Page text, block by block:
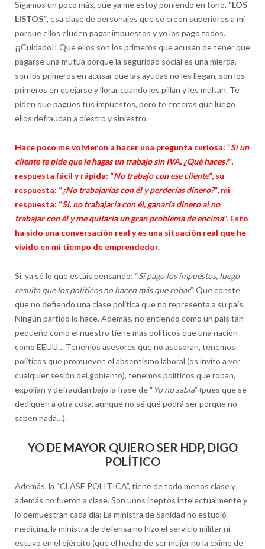
Sigamos un poco más, que ya me estoy poniendo en tono.“LOS
LISTOS”, esa clase de personajes que se creen superiores a mí
porque ellos eluden pagar impuestos y yo los pago todos.
¡¡Cuidado!! Que ellos son los primeros que acusan de tener que
pagarse una mutua porque la seguridad social es una mierda,
son los primeros en acusar que las ayudas no les llegan, son los
primeros en quejarse y llorar cuando les pillan y les multan. Te
piden que pagues tus impuestos, pero te enteras que luego
ellos defraudan a diestro y siniestro.
Hace poco me volvieron a hacer una pregunta curiosa: “Si un
cliente te pide que le hagas un trabajo sin IVA, ¿Qué haces?”,
respuesta fácil y rápida: “No trabajo con ese cliente”, su
respuesta: “¿No trabajarías con él y perderías dinero?”, mi
respuesta: “Si, no trabajaría con él, ganaría dinero al no
trabajar con él y me quitaría un gran problema de encima”. Esto
ha sido una conversación real y es una situación real que he
vivido en mi tiempo de emprendedor.
Si, ya sé lo que estáis pensando: “Si pago los impuestos, luego
resulta que los políticos no hacen más que robar”. Que conste
que no defiendo una clase política que no representa a su país.
Ningún partido lo hace. Además, no entiendo como un país tan
pequeño como el nuestro tiene más políticos que una nación
como EEUU… Tenemos asesores que no asesoran, tenemos
políticos que promueven el absentismo laboral (os invito a ver
cualquier sesión del gobierno), tenemos políticos que roban,
expolian y defraudan bajo la frase de “Yo no sabía” (pues que se
dediquen a otra cosa, aunque no sé qué podrá ser porque no
saben nada…).
YO DE MAYOR QUIERO SER HDP, DIGO
POLÍTICO
Además, la “CLASE POLITICA”, tiene de todo menos clase y
además no fueron a clase. Son unos ineptos intelectualmente y
lo demuestran cada día: La ministra de Sanidad no estudió
medicina, la ministra de defensa no hizo el servicio militar ni
estuvo en el ejército (que el hecho de ser mujer no la exime de